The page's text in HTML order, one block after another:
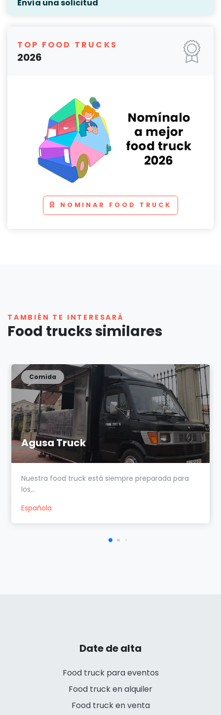
Envía una solicitud
TOP FOOD TRUCKS
2026
NOMINAR FOOD TRUCK
TAMBIÉN TE INTERESARÁ
Food trucks similares
Agusa Truck
Comida
Nuestra food truck está siempre preparada para
los...
Española
Date de alta
Food truck para eventos
Food truck en alquiler
Food truck en venta